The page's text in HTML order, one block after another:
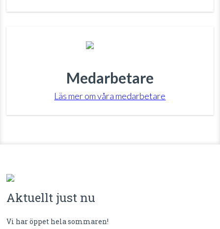
Medarbetare
Läs mer om våra medarbetare
Aktuellt just nu
Vi har öppet hela sommaren!